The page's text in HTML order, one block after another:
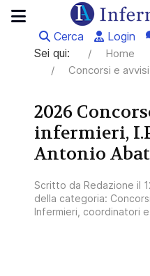
Cerca Login
Sei qui:
Home
Concorsi e avvisi
2026
infermieri,
Antonio
Scritto da Redazione il
della categoria:
Infermieri, coordinatori